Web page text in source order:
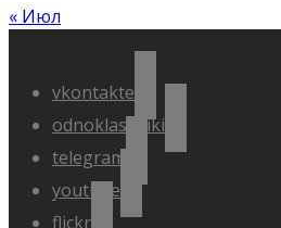
« Июл
vkontakte
odnoklassniki
telegram
youtube
flickr